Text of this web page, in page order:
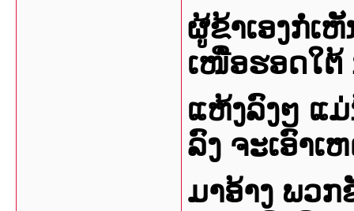
ຜູ້ຂ້າເອງກໍ່ເ
ເໜືໍອຮອດໃຕ້
ແຫ້ງລົງໆ ແ
ລົງ ຈະເອົາເ
ມາອ້າງ ພວກ